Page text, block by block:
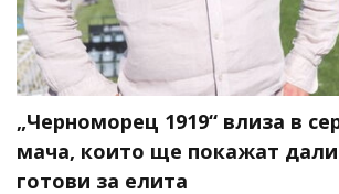
„Черноморец 1919“ влиза в
мача, които ще покажат
готови за елита